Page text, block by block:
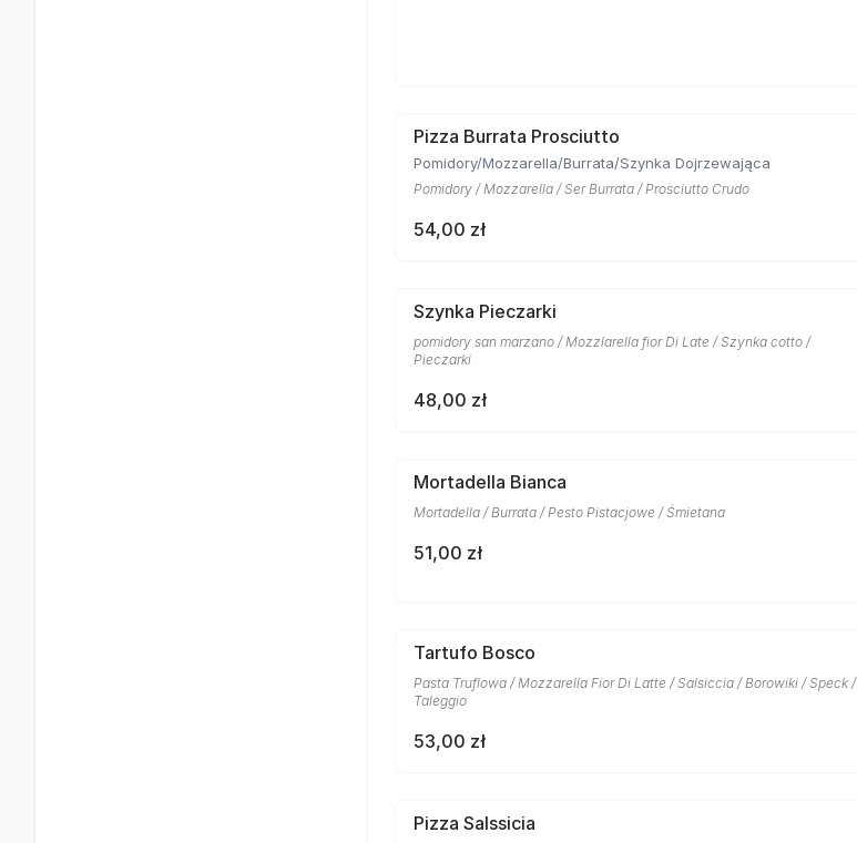
Pizza Burrata Prosciutto
Pomidory/Mozzarella/Burrata/Szynka Dojrzewająca
Pomidory / Mozzarella / Ser Burrata / Prosciutto Crudo
54,00 zł
Szynka Pieczarki
pomidory san marzano / Mozzlarella fior Di Late / Szynka cotto /
Pieczarki
48,00 zł
Mortadella Bianca
Mortadella / Burrata / Pesto Pistacjowe / Śmietana
51,00 zł
Tartufo Bosco
Pasta Truflowa / Mozzarella Fior Di Latte / Salsiccia / Borowiki / Speck /
Taleggio
53,00 zł
Pizza Salssicia